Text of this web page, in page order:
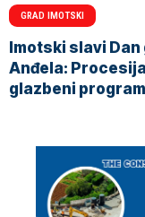
GRAD IMOTSKI
Imotski slavi Dan
Anđela:
glazbeni program